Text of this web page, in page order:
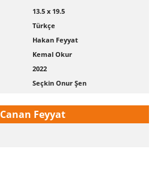
13.5 x 19.5
Türkçe
Hakan Feyyat
Kemal Okur
2022
Seçkin Onur Şen
Feyyat